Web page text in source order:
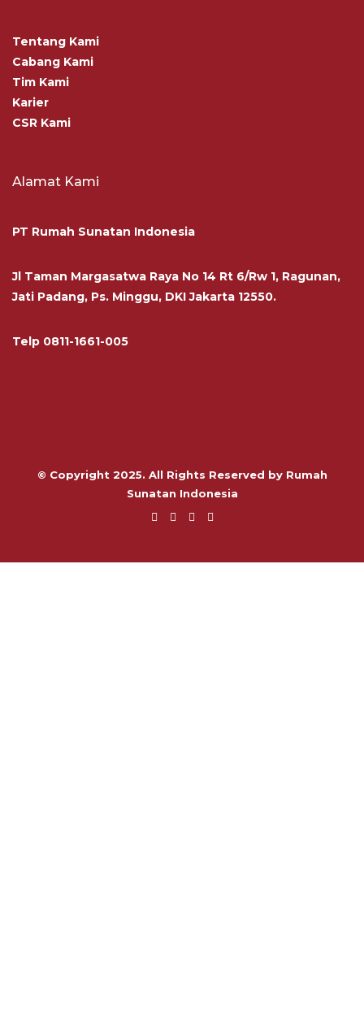
Tentang Kami
Cabang Kami
Tim Kami
Karier
CSR Kami
Alamat Kami
PT Rumah Sunatan Indonesia
Jl Taman Margasatwa Raya No 14 Rt 6/Rw 1, Ragunan,
Jati Padang, Ps. Minggu, DKI Jakarta 12550.
Telp 0811-1661-005
© Copyright 2025. All Rights Reserved by Rumah
Sunatan Indonesia